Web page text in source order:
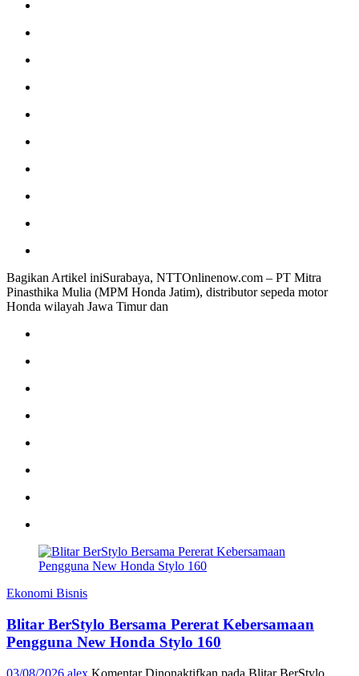
Bagikan Artikel iniSurabaya, NTTOnlinenow.com – PT Mitra
Pinasthika Mulia (MPM Honda Jatim), distributor sepeda motor
Honda wilayah Jawa Timur dan
Ekonomi Bisnis
Blitar BerStylo Bersama Pererat Kebersamaan
Pengguna New Honda Stylo 160
03/08/2026 alex Komentar Dinonaktifkan pada Blitar BerStylo